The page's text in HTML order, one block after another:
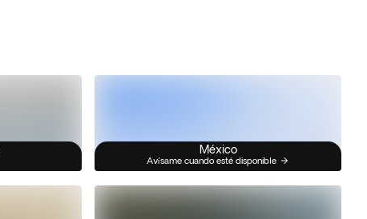
México
Avísame cuando esté disponible